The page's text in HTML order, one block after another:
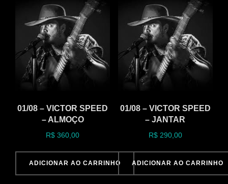
01/08 – VICTOR SPEED
– ALMOÇO
R$ 360,00
ADICIONAR AO CARRINHO
01/08 – VICTOR SPEED
– JANTAR
R$290,00
ADICIONAR AO CARRINHO